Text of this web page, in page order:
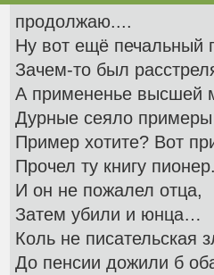
продолжаю....
Ну вот ещё печальный
Зачем-то был
А примененье высшей
Дурные сеяло
Пример хотите? Вот
Прочел ту книгу
И он не пожалел отца,
Затем убили и юнца…
Коль не писательская
До пенсии дожили б